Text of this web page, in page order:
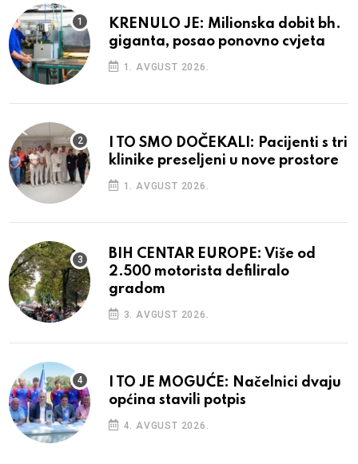
KRENULO JE: Milionska dobit bh.
giganta, posao ponovno cvjeta
1. AVGUST 2026.
I TO SMO DOČEKALI: Pacijenti s tri
klinike preseljeni u nove prostore
1. AVGUST 2026.
BIH CENTAR EUROPE: Više od
2.500 motorista defiliralo
gradom
3. AVGUST 2026.
I TO JE MOGUĆE: Načelnici dvaju
općina stavili potpis
4. AVGUST 2026.